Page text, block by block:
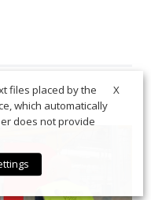
X
files placed by the
which automatically
does not provide